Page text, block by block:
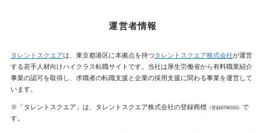
運営者情報
タレントスクエアは、東京都港区に本拠点を持つタレントスクエア株式会社が運営
する若手人材向けハイクラス転職サイトです。当社は厚生労働省から有料職業紹介
事業の認可を取得し、求職者の転職支援と企業の採用支援に関わる事業を運営して
います。
※「タレントスクエア」は、タレントスクエア株式会社の登録商標（登録6766163） で
す。